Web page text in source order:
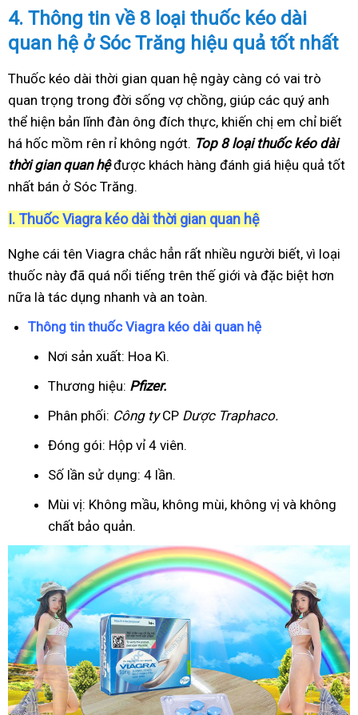
4. Thông tin về 8 loại thuốc kéo dài
quan hệ ở Sóc Trăng hiệu quả tốt nhất
Thuốc kéo dài thời gian quan hệ ngày càng có vai trò
quan trọng trong đời sống vợ chồng, giúp các quý anh
thể hiện bản lĩnh đàn ông đích thực, khiến chị em chỉ biết
há hốc mồm rên rỉ không ngớt. Top 8 loại thuốc kéo dài
thời gian quan hệđược khách hàng đánh giá hiệu quả tốt
nhất bán ở Sóc Trăng.
I. Thuốc Viagra kéo dài thời gian quan hệ
Nghe cái tên Viagra chắc hẳn rất nhiều người biết, vì loại
thuốc này đã quá nổi tiếng trên thế giới và đặc biệt hơn
nữa là tác dụng nhanh và an toàn.
Thông tin thuốc Viagra kéo dài quan hệ
Nơi sản xuất: Hoa Kì.
Thương hiệu: Pfizer.
Phân phối: Công tyCP Dược Traphaco.
Đóng gói: Hộp vỉ 4 viên.
Số lần sử dụng: 4 lần.
Mùi vị: Không mầu, không mùi, không vị và không
chất bảo quản.